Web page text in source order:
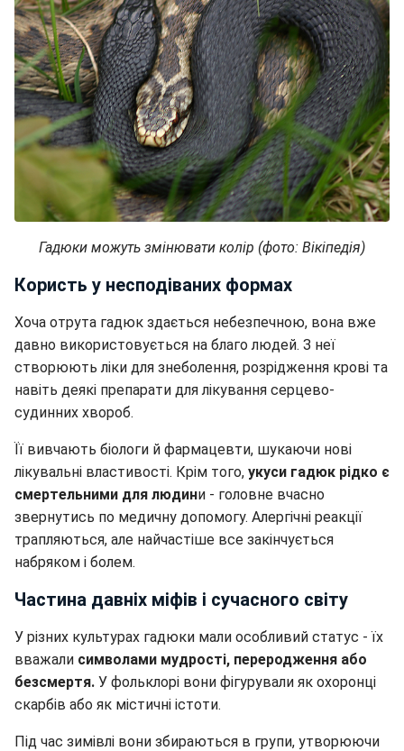
Гадюки можуть змінювати колір (фото: Вікіпедія)
Користь у несподіваних формах
Хоча отрута гадюк здається небезпечною, вона вже
давно використовується на благо людей. З неї
створюють ліки для знеболення, розрідження крові та
навіть деякі препарати для лікування серцево-
судинних хвороб.
Її вивчають біологи й фармацевти, шукаючи нові
лікувальні властивості. Крім того, укуси гадюк рідко є
смертельними для людини - головне вчасно
звернутись по медичну допомогу. Алергічні реакції
трапляються, але найчастіше все закінчується
набряком і болем.
Частина давніх міфів і сучасного світу
У різних культурах гадюки мали особливий статус - їх
вважали символами мудрості, переродження або
безсмертя. У фольклорі вони фігурували як охоронці
скарбів або як містичні істоти.
Під час зимівлі вони збираються в групи, утворюючи